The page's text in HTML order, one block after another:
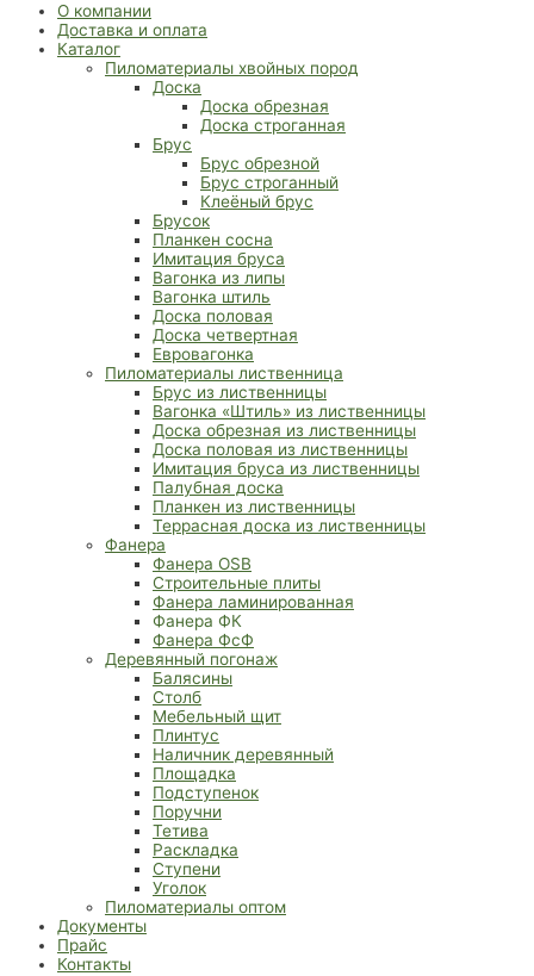
О компании
Доставка и оплата
Каталог
Пиломатериалы хвойных пород
Доска
Доска обрезная
Доска строганная
Брус
Брус обрезной
Брус строганный
Клеёный брус
Брусок
Планкен сосна
Имитация бруса
Вагонка из липы
Вагонка штиль
Доска половая
Доска четвертная
Евровагонка
Пиломатериалы лиственница
Брус из лиственницы
Вагонка «Штиль» из лиственницы
Доска обрезная из лиственницы
Доска половая из лиственницы
Имитация бруса из лиственницы
Палубная доска
Планкен из лиственницы
Террасная доска из лиственницы
Фанера
Фанера OSB
Строительные плиты
Фанера ламинированная
Фанера ФК
Фанера ФсФ
Деревянный погонаж
Балясины
Столб
Мебельный щит
Плинтус
Наличник деревянный
Площадка
Подступенок
Поручни
Тетива
Раскладка
Ступени
Уголок
Пиломатериалы оптом
Документы
Прайс
Контакты